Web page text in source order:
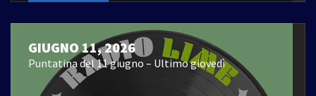
GIUGNO 11, 2026
Puntatina del 11 giugno – Ultimo giovedì